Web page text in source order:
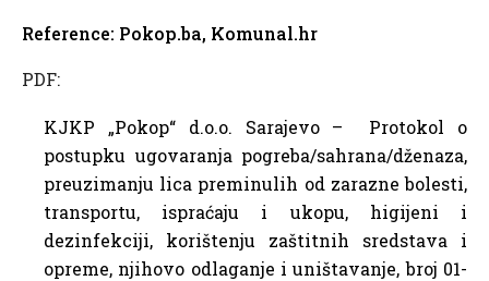
Reference: Pokop.ba, Komunal.hr
PDF:
KJKP „Pokop“ d.o.o. Sarajevo – Protokol o
postupku ugovaranja pogreba/sahrana/dženaza,
preuzimanju lica preminulih od zarazne bolesti,
transportu, ispraćaju i ukopu, higijeni i
dezinfekciji, korištenju zaštitnih sredstava i
opreme, njihovo odlaganje i uništavanje, broj 01-